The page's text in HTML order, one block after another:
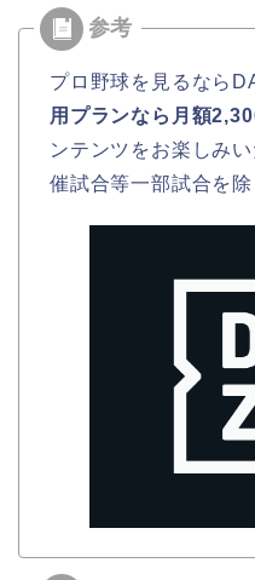
プロ野球を見るなら
用プランなら月額
ンテンツをお楽しみ
催試合等一部試合を除